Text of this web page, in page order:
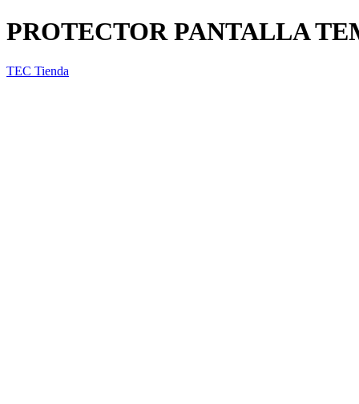
PROTECTOR PANTALLA
TEC Tienda